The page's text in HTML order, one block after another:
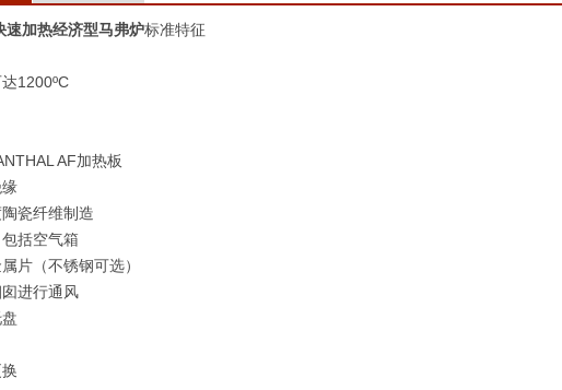
速加热经济型马弗炉标准特征
1200ºC
AF加热板
瓷纤维制造
括空气箱
片（不锈钢可选）
进行通风